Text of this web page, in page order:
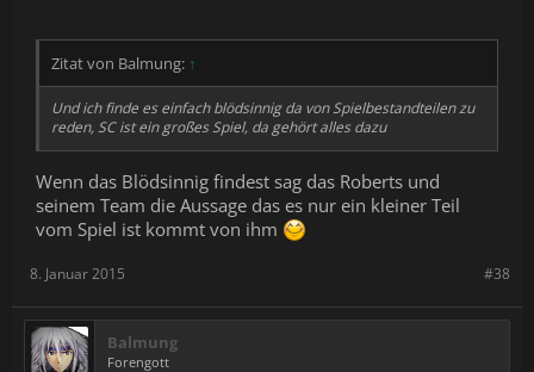
Zitat von Balmung: ↑
Und ich finde es einfach blödsinnig da von Spielbestandteilen zu
reden, SC ist ein großes Spiel, da gehört alles dazu
Wenn das Blödsinnig findest sag das Roberts und
seinem Team die Aussage das es nur ein kleiner Teil
vom Spiel ist kommt von ihm
#38
8. Januar 2015
Balmung
Forengott